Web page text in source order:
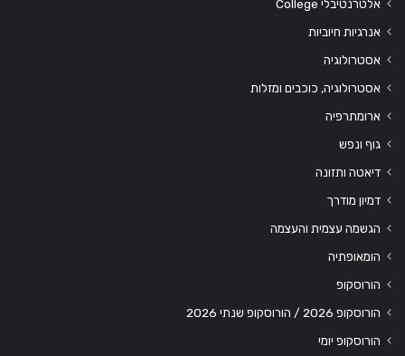
אלטרנטיבלי College
אנרגיות חיוביות
אסטרולוגיה
אסטרולוגיה, כוכבים ומזלות
ארומתרפיה
גוף ונפש
דיאטה ותזונה
דמיון מודרך
הגשמה עצמית והעצמה
הומאופתיה
הורוסקופ
הורוסקופ 2026 / הורוסקופ שנתי 2026
הורוסקופ יומי